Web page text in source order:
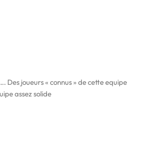
Des joueurs « connus » de cette equipe
assez solide